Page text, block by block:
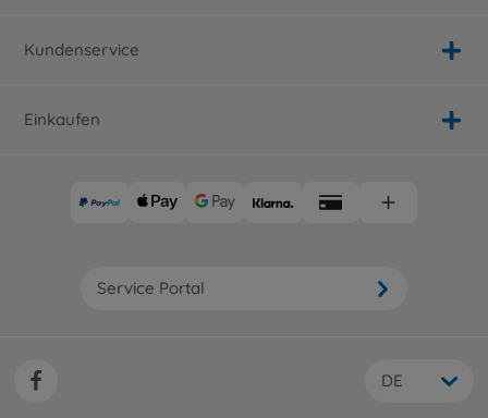
Kundenservice
Einkaufen
Service Portal
DE